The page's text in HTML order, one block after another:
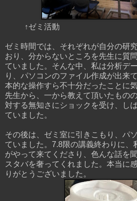
↑ゼミ活動
ゼミ時間では、それぞれが自分の研
おり、分からないところを先生に質
ていました。そんな中、私は分析デ
り、パソコンのファイル作成が出来
本的な操作すら不十分だったことに
先生から、一から教えて頂いたもの
対する無知さにショックを受け、し
ていました。
その後は、ゼミ室に引きこもり、パ
ていました。7.8限の講義終わりに、
がやって来てくださり、色んな話を
スタバを奢ってくれました。本当に
りがとうございました。